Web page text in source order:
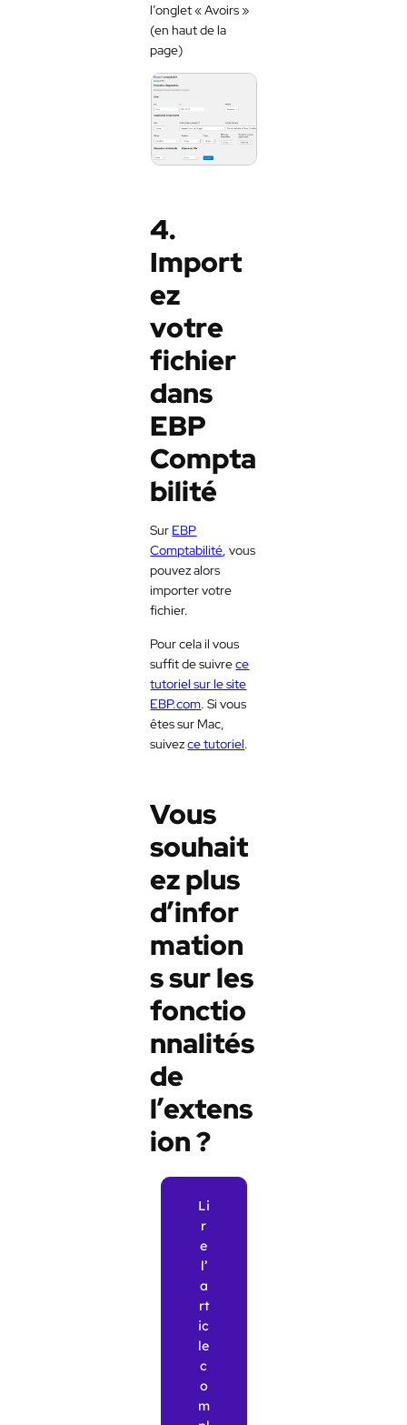
l’onglet « Avoirs »
(en haut de la
page)
4.
Import
ez
votre
fichier
dans
EBP
Compta
bilité
Sur EBP
Comptabilité, vous
pouvez alors
importer votre
fichier.
Pour cela il vous
suffit de suivrece
tutoriel sur le site
EBP.com. Si vous
êtes sur Mac,
suivezce tutoriel.
Vous
souhait
ez plus
d’infor
mation
s sur les
fonctio
nnalités
de
l’extens
ion ?
Li
r
e
l’
a
rt
ic
le
c
o
m